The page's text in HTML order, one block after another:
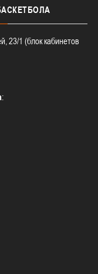
23/1 (блок кабинетов
: